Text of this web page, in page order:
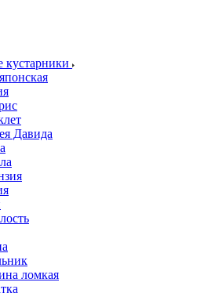
кустарники
Давида
ломкая